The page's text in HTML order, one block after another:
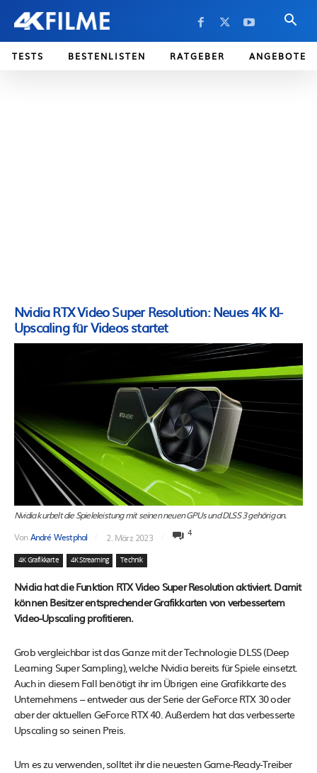
TESTS BESTENLISTEN RATGEBER ANGEBOTE
Nvidia RTX Video Super Resolution: Neues 4K KI-
Upscaling für Videos startet
Nvidia kurbelt die Spieleleistung mit seinen neuen GPUs und DLSS 3 gehörig an.
VonAndré Westphal 2. März 2023 4
4K Grafikkarte 4K Streaming Technik
Nvidia hat die Funktion RTX Video Super Resolution aktiviert. Damit
können Besitzer entsprechender Grafikkarten von verbessertem
Video-Upscaling profitieren.
Grob vergleichbar ist das Ganze mit der Technologie DLSS (Deep
Learning Super Sampling), welche Nvidia bereits für Spiele einsetzt.
Auch in diesem Fall benötigt ihr im Übrigen eine Grafikkarte des
Unternehmens – entweder aus der Serie der GeForce RTX 30 oder
aber der aktuellen GeForce RTX 40. Außerdem hat das verbesserte
Upscaling so seinen Preis.
Um es zu verwenden, solltet ihr die neuesten Game-Ready-Treiber